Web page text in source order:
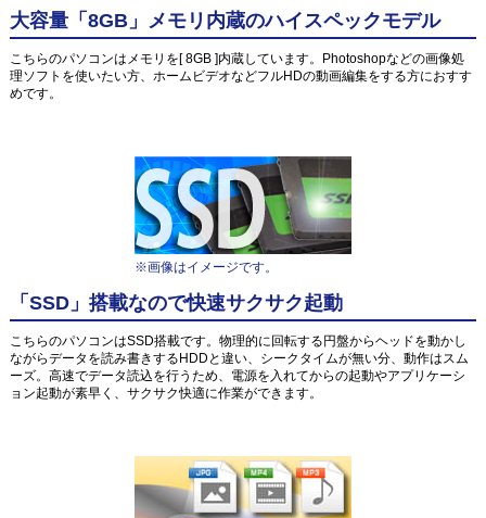
大容量「8GB」メモリ内蔵のハイスペックモデル
こちらのパソコンはメモリを[ 8GB ]内蔵しています。Photoshopなどの画像処
理ソフトを使いたい方、ホームビデオなどフルHDの動画編集をする方におすす
めです。
※画像はイメージです。
「SSD」搭載なので快速サクサク起動
こちらのパソコンはSSD搭載です。物理的に回転する円盤からヘッドを動かし
ながらデータを読み書きするHDDと違い、シークタイムが無い分、動作はスム
ーズ。高速でデータ読込を行うため、電源を入れてからの起動やアプリケーシ
ョン起動が素早く、サクサク快適に作業ができます。